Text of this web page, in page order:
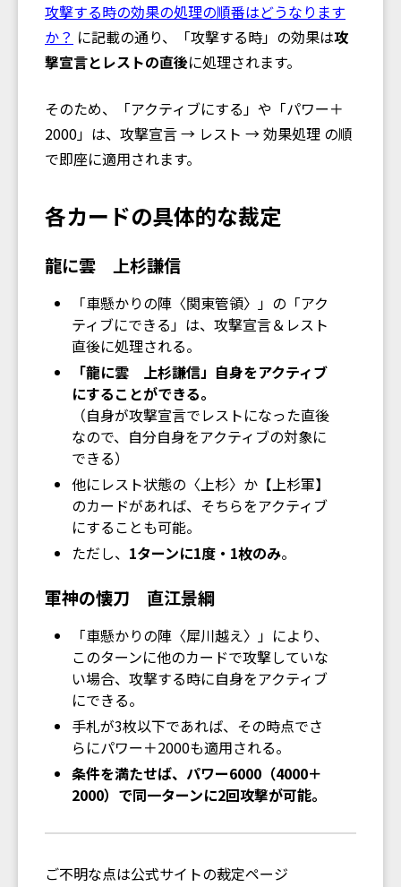
攻撃する時の効果の処理の順番はどうなります
か？ に記載の通り、「攻撃する時」の効果は攻
撃宣言とレストの直後に処理されます。
そのため、「アクティブにする」や「パワー＋
2000」は、攻撃宣言 → レスト → 効果処理 の順
で即座に適用されます。
各カードの具体的な裁定
龍に雲 上杉謙信
「車懸かりの陣〈関東管領〉」の「アク
ティブにできる」は、攻撃宣言＆レスト
直後に処理される。
「龍に雲 上杉謙信」自身をアクティブ
にすることができる。
（自身が攻撃宣言でレストになった直後
なので、自分自身をアクティブの対象に
できる）
他にレスト状態の〈上杉〉か【上杉軍】
のカードがあれば、そちらをアクティブ
にすることも可能。
ただし、 1ターンに1度・1枚のみ。
軍神の懐刀 直江景綱
「車懸かりの陣〈犀川越え〉」により、
このターンに他のカードで攻撃していな
い場合、攻撃する時に自身をアクティブ
にできる。
手札が3枚以下であれば、その時点でさ
らにパワー＋2000も適用される。
条件を満たせば、パワー6000（4000＋
2000）で同一ターンに2回攻撃が可能。
ご不明な点は公式サイトの裁定ページ